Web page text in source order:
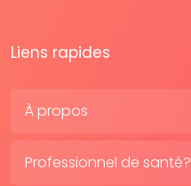
Liens rapides
À propos
Professionnel de santé?